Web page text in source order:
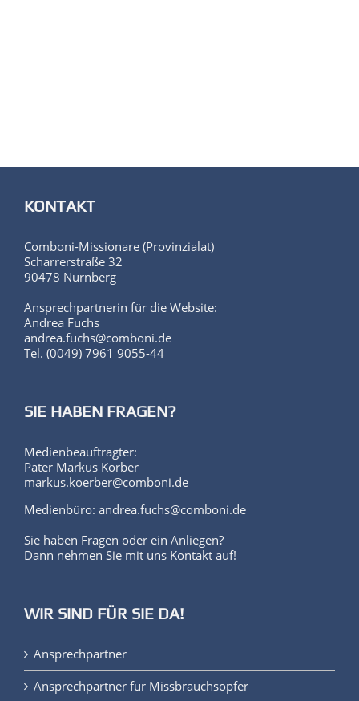
KONTAKT
Comboni-Missionare (Provinzialat)
Scharrerstraße 32
90478 Nürnberg
Ansprechpartnerin für die Website:
Andrea Fuchs
andrea.fuchs@comboni.de
Tel. (0049) 7961 9055-44
SIE HABEN FRAGEN?
Medienbeauftragter:
Pater Markus Körber
markus.koerber@comboni.de
Medienbüro: andrea.fuchs@comboni.de
Sie haben Fragen oder ein Anliegen?
Dann nehmen Sie mit uns Kontakt auf!
WIR SIND FÜR SIE DA!
Ansprechpartner
Ansprechpartner für Missbrauchsopfer